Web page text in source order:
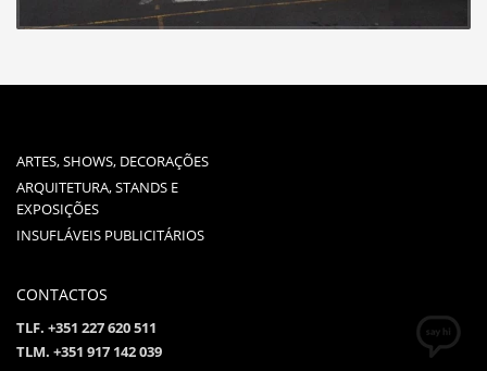
ARTES, SHOWS, DECORAÇÕES
ARQUITETURA, STANDS E
EXPOSIÇÕES
INSUFLÁVEIS PUBLICITÁRIOS
CONTACTOS
TLF. +351 227 620 511
TLM. +351 917 142 039